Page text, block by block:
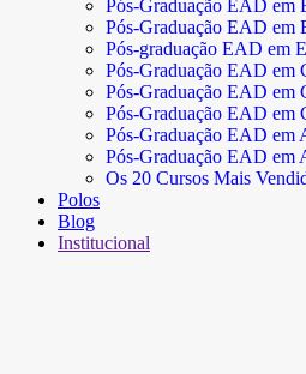
Pós-Graduação EAD em
Pós-Graduação EAD em
Pós-graduação EAD em
Pós-Graduação EAD em
Pós-Graduação EAD em
Pós-Graduação EAD em
Pós-Graduação EAD em
Pós-Graduação EAD em
Os 20 Cursos Mais
Polos
Blog
Institucional